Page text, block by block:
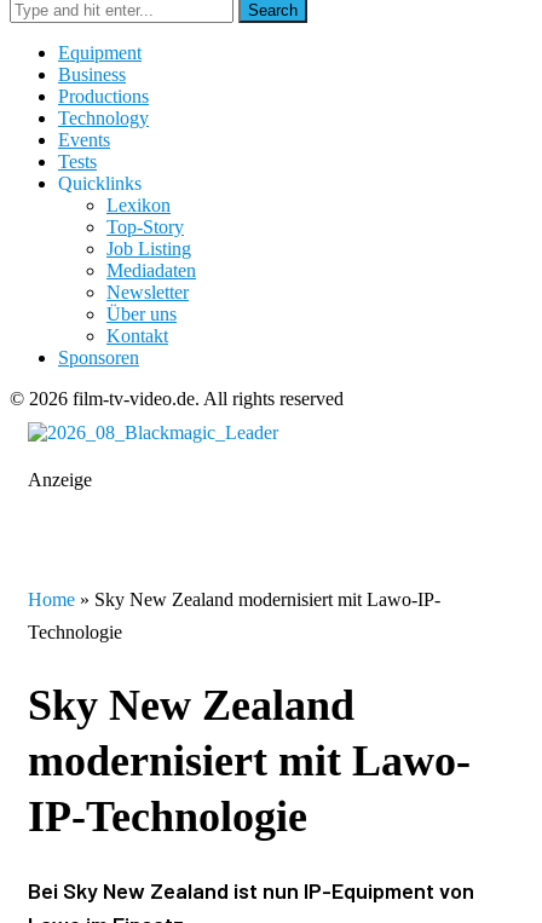
Search
Equipment
Business
Productions
Technology
Events
Tests
Quicklinks
Lexikon
Top-Story
Job Listing
Mediadaten
Newsletter
Über uns
Kontakt
Sponsoren
© 2026 film-tv-video.de. All rights reserved
Anzeige
Home » Sky New Zealand modernisiert mit Lawo-IP-
Technologie
Sky New Zealand
modernisiert mit Lawo-
IP-Technologie
Bei Sky New Zealand ist nun IP-Equipment von